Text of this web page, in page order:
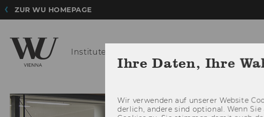
ZUR WU HOMEPAGE
Institute for AI in
Ihre Daten, Ihre
Wir ver­wen­den auf un­se­rer Web­site
der­lich, an­de­re sind op­tio­nal. Wenn